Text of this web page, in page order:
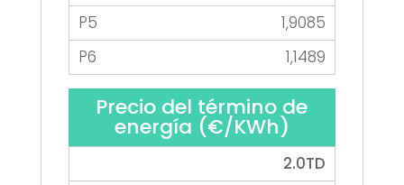
1,9085
1,1489
Precio del término de
energía (€/KWh)
2.0TD